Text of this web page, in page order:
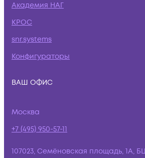
Академия НАГ
КРОС
snr.systems
Конфигураторы
ВАШ ОФИС
Москва
+7 (495) 950-57-11
107023, Семёновская площадь, 1А,